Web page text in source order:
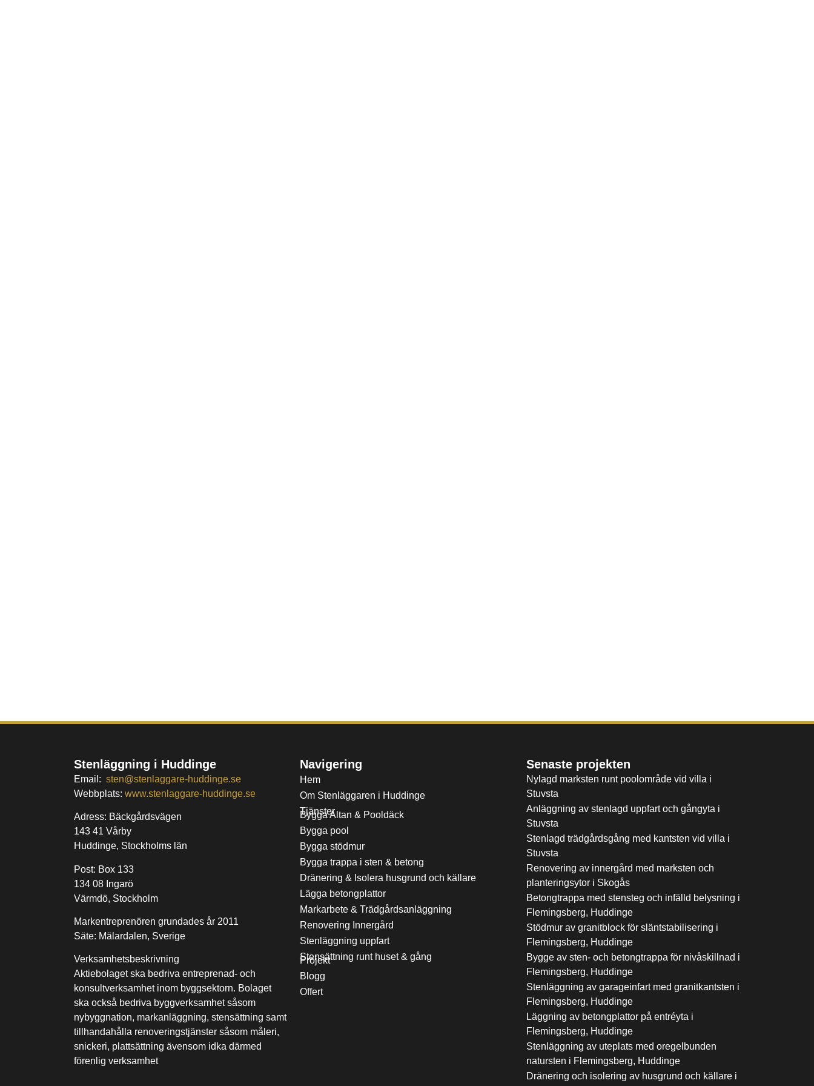
Stenläggning i Huddinge
Email: sten@stenlaggare-huddinge.se
Webbplats: www.stenlaggare-huddinge.se
Adress: Bäckgårdsvägen
143 41 Vårby
Huddinge, Stockholms län
Post: Box 133
134 08 Ingarö
Värmdö, Stockholm
Markentreprenören grundades år 2011
Säte: Mälardalen, Sverige
Verksamhetsbeskrivning
Aktiebolaget ska bedriva entreprenad- och
konsultverksamhet inom byggsektorn. Bolaget
ska också bedriva byggverksamhet såsom
nybyggnation, markanläggning, stensättning samt
tillhandahålla renoveringstjänster såsom måleri,
snickeri, plattsättning ävensom idka därmed
förenlig verksamhet
Navigering
Hem
Om Stenläggaren i Huddinge
Tjänster
Bygga Altan & Pooldäck
Bygga pool
Bygga stödmur
Bygga trappa i sten & betong
Dränering & Isolera husgrund och källare
Lägga betongplattor
Markarbete & Trädgårdsanläggning
Renovering Innergård
Stenläggning uppfart
Stensättning runt huset & gång
Projekt
Blogg
Offert
Senaste projekten
Nylagd marksten runt poolområde vid villa i
Stuvsta
Anläggning av stenlagd uppfart och gångyta i
Stuvsta
Stenlagd trädgårdsgång med kantsten vid villa i
Stuvsta
Renovering av innergård med marksten och
planteringsytor i Skogås
Betongtrappa med stensteg och infälld belysning i
Flemingsberg, Huddinge
Stödmur av granitblock för släntstabilisering i
Flemingsberg, Huddinge
Bygge av sten- och betongtrappa för nivåskillnad i
Flemingsberg, Huddinge
Stenläggning av garageinfart med granitkantsten i
Flemingsberg, Huddinge
Läggning av betongplattor på entréyta i
Flemingsberg, Huddinge
Stenläggning av uteplats med oregelbunden
natursten i Flemingsberg, Huddinge
Dränering och isolering av husgrund och källare i